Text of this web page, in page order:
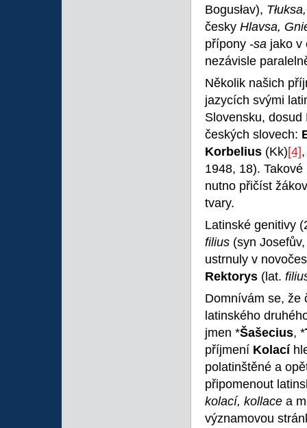
Bogusłav),
česky Hlavsa,
přípony -sa jako v
nezávisle
Několik našich
jazycích svými
Slovensku, dosud
českých slovech:
Korbelius (Kk)[4]
1948, 18).
nutno přičíst
tvary.
Latinské genitivy
filius (syn
ustrnuly v
Rektorys (lat.
Domnívám se,
latinského
jmen *Šašecius, *
příjmení Kolací
polatinštěné a
připomenout
kolací, kollace a
významovou